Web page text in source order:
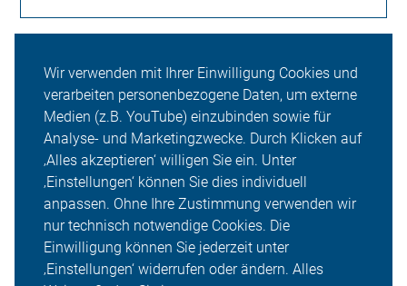
Wir verwenden mit Ihrer Einwilligung Cookies und
verarbeiten personenbezogene Daten, um externe
Medien (z.B. YouTube) einzubinden sowie für
Analyse- und Marketingzwecke. Durch Klicken auf
‚Alles akzeptieren‘ willigen Sie ein. Unter
‚Einstellungen‘ können Sie dies individuell
anpassen. Ohne Ihre Zustimmung verwenden wir
nur technisch notwendige Cookies. Die
Einwilligung können Sie jederzeit unter
‚Einstellungen‘ widerrufen oder ändern. Alles
Was muss ich beachten, um mein
Fahrrad verkehrssicher zu machen?
Worauf sollte ich als Radfahrer*in
achten?